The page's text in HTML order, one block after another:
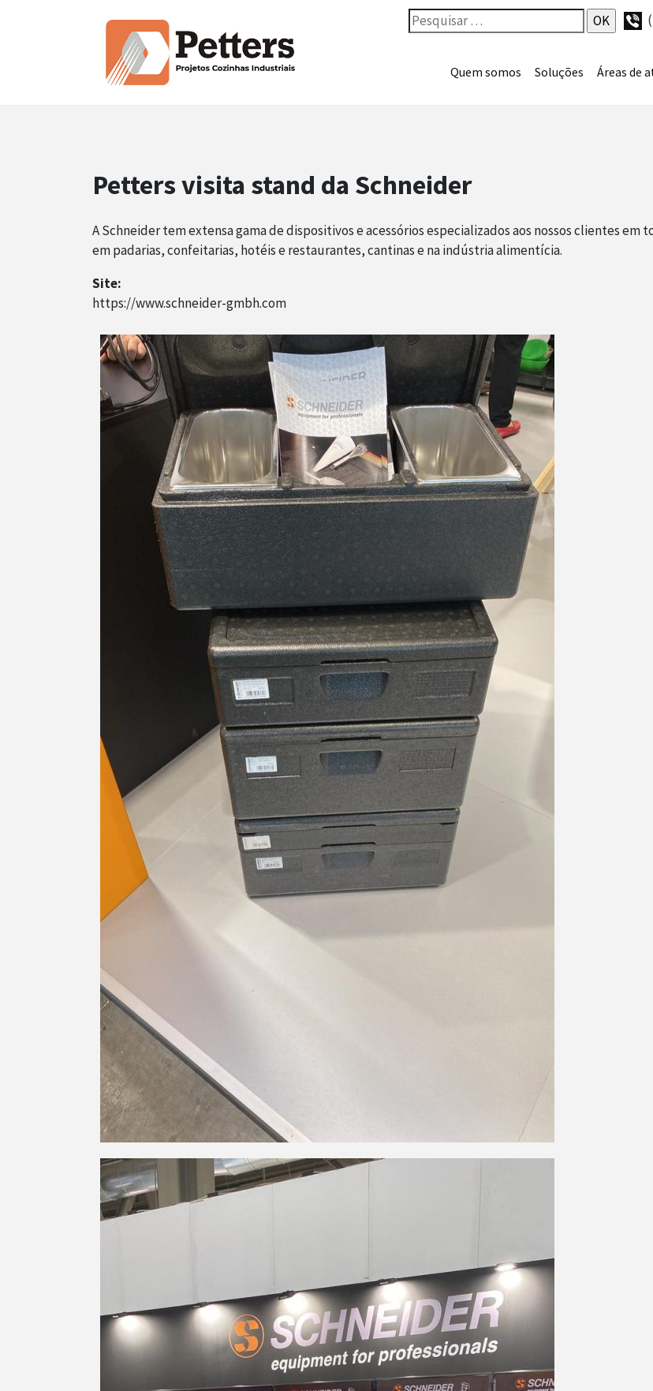
Quem somos Soluções Áreas de
Petters visita stand da Schneider
A Schneider tem extensa gama de dispositivos e acessórios especializados aos nossos clientes
em padarias, confeitarias, hotéis e restaurantes, cantinas e na indústria alimentícia.
Site:
https://www.schneider-gmbh.com